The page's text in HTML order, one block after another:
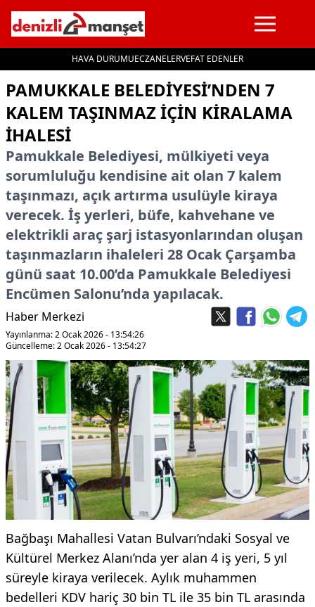
HAVA DURUMUECZANELERVEFAT EDENLER
PAMUKKALE BELEDIYESI’NDEN 7
KALEM TAŞINMAZ IÇIN KIRALAMA
IHALESI
Pamukkale Belediyesi, mülkiyeti veya
sorumluluğu kendisine ait olan 7 kalem
taşınmazı, açık artırma usulüyle kiraya
verecek. İş yerleri, büfe, kahvehane ve
elektrikli araç şarj istasyonlarından oluşan
taşınmazların ihaleleri 28 Ocak Çarşamba
günü saat 10.00’da Pamukkale Belediyesi
Encümen Salonu’nda yapılacak.
Haber Merkezi
Yayınlanma: 2 Ocak 2026 - 13:54:26
Güncelleme: 2 Ocak 2026 - 13:54:27
Bağbaşı Mahallesi Vatan Bulvarı’ndaki Sosyal ve
Kültürel Merkez Alanı’nda yer alan 4 iş yeri, 5 yıl
süreyle kiraya verilecek. Aylık muhammen
bedelleri KDV hariç 30 bin TL ile 35 bin TL arasında